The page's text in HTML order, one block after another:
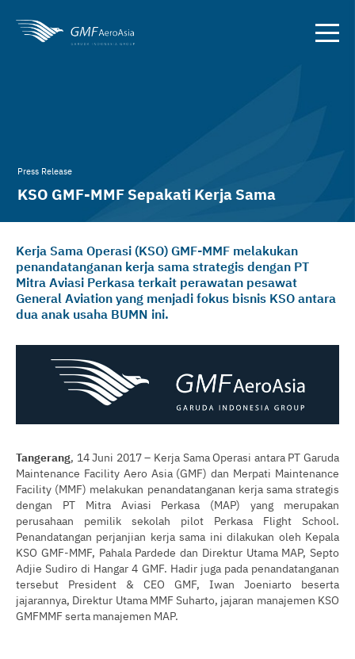
Press Release
KSO GMF-MMF Sepakati Kerja Sama
Kerja Sama Operasi (KSO) GMF-MMF melakukan
penandatanganan kerja sama strategis dengan PT
Mitra Aviasi Perkasa terkait perawatan pesawat
General Aviation yang menjadi fokus bisnis KSO antara
dua anak usaha BUMN ini.
Tangerang, 14 Juni 2017 – Kerja Sama Operasi antara PT Garuda
Maintenance Facility Aero Asia (GMF) dan Merpati Maintenance
Facility (MMF) melakukan penandatanganan kerja sama strategis
dengan PT Mitra Aviasi Perkasa (MAP) yang merupakan
perusahaan pemilik sekolah pilot Perkasa Flight School.
Penandatangan perjanjian kerja sama ini dilakukan oleh Kepala
KSO GMF-MMF, Pahala Pardede dan Direktur Utama MAP, Septo
Adjie Sudiro di Hangar 4 GMF. Hadir juga pada penandatanganan
tersebut President & CEO GMF, Iwan Joeniarto beserta
jajarannya, Direktur Utama MMF Suharto, jajaran manajemen KSO
GMFMMF serta manajemen MAP.